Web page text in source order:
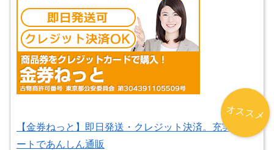
【金券ねっと】即日発送・クレジット決済。充実サポ
ートであんしん通販
オススメ